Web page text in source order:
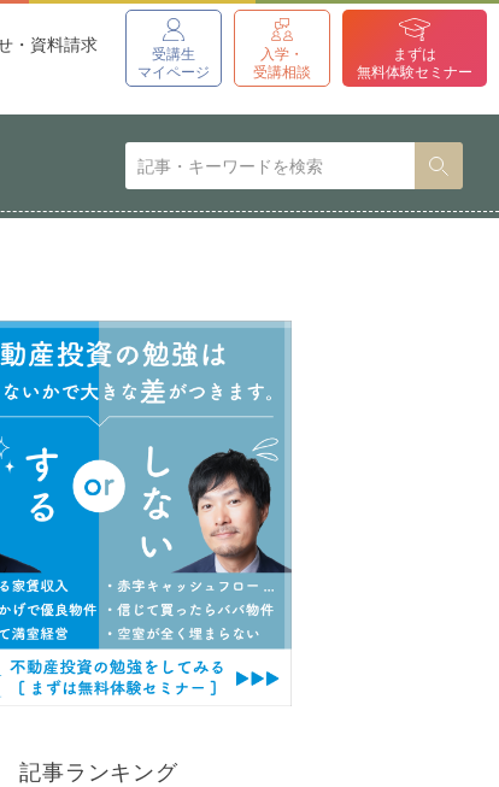
受講生
マイページ
入学・
受講相談
まずは
無料体験セミナー
・資料請求
記事ランキング